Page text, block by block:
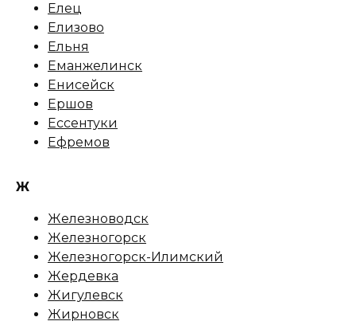
Елец
Елизово
Ельня
Еманжелинск
Енисейск
Ершов
Ессентуки
Ефремов
Ж
Железноводск
Железногорск
Железногорск-Илимский
Жердевка
Жигулевск
Жирновск